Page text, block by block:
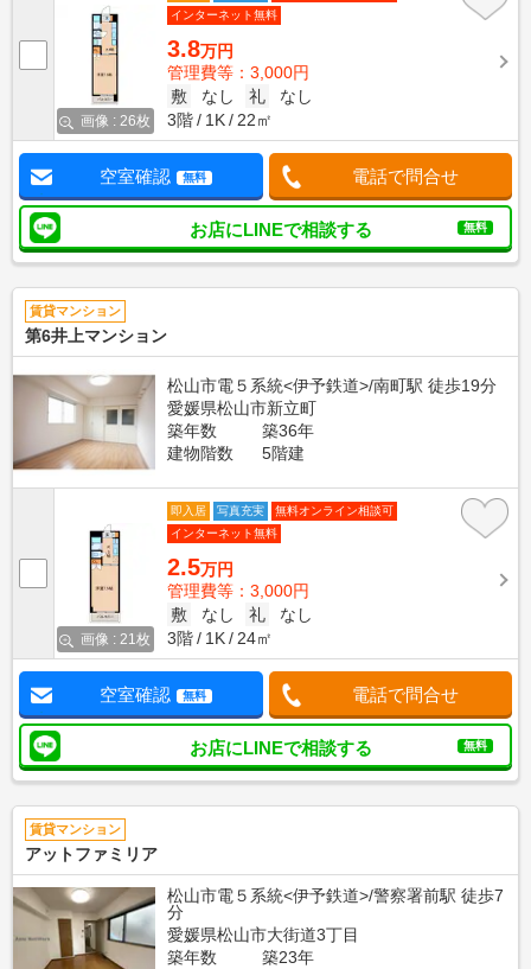
画像 : 26枚
インターネット無料
3.8万円
管理費等：3,000円
敷
なし 礼
なし
3階
1K 22㎡
空室確認 無料 電話で問合せ
お店にLINEで相談する 無料
賃貸マンション
第6井上マンション
松山市電５系統<伊予鉄道>/南町駅 徒歩19分
愛媛県松山市新立町
築年数
築36年
建物階数
5階建
画像 : 21枚
即入居 写真充実
無料オンライン相談可
インターネット無料
2.5万円
管理費等：3,000円
敷
なし 礼
なし
3階
1K 24㎡
空室確認 無料 電話で問合せ
お店にLINEで相談する 無料
賃貸マンション
アットファミリア
松山市電５系統<伊予鉄道>/警察署前駅 徒歩7
分
愛媛県松山市大街道3丁目
築年数
築23年